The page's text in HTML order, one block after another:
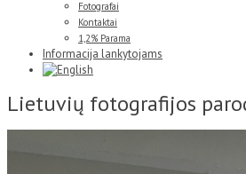
Fotografai
Kontaktai
1,2% Parama
Informacija lankytojams
Lietuvių fotografijos